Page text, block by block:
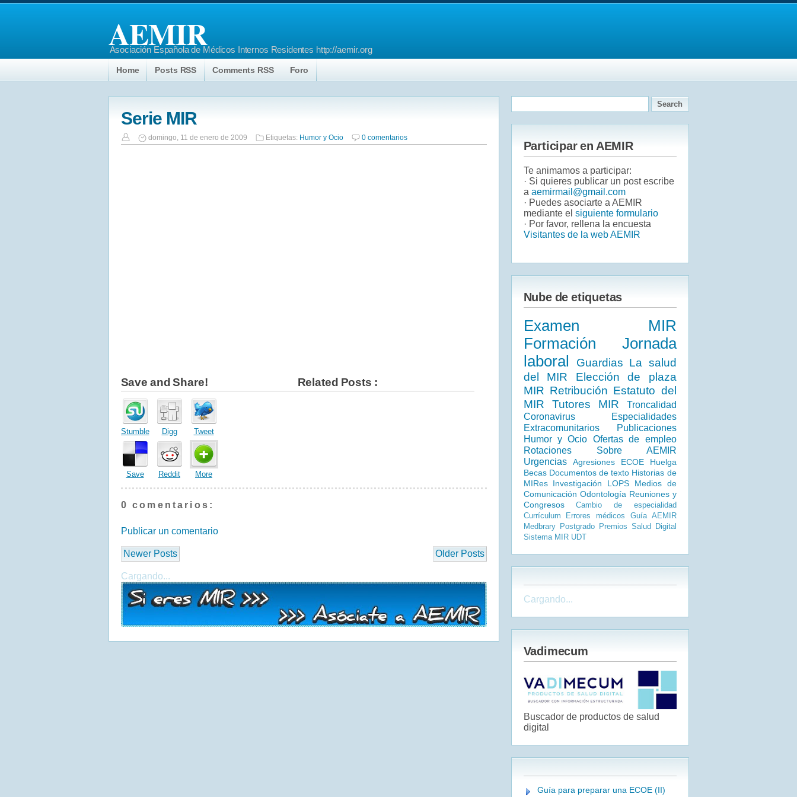
AEMIR
Asociación Española de Médicos Internos Residentes http://aemir.org
Home Posts RSS Comments RSS Foro
Serie MIR
domingo, 11 de enero de 2009 Etiquetas: Humor y Ocio 0 comentarios
Save and Share!
Stumble Digg Tweet
Save Reddit More
Related Posts :
0 comentarios:
Publicar un comentario
Newer Posts Older Posts
Cargando...
Participar en AEMIR
Te animamos a participar:
· Si quieres publicar un post escribe
a aemirmail@gmail.com
· Puedes asociarte a AEMIR
mediante el siguiente formulario
· Por favor, rellena la encuesta
Visitantes de la web AEMIR
Nube de etiquetas
Examen MIR
Formación
Jornada
laboral
Guardias La salud
del MIR
Elección de plaza
MIR Retribución Estatuto del
MIR
Tutores MIR
Troncalidad
Coronavirus
Especialidades
Extracomunitarios
Publicaciones
Humor y Ocio Ofertas de empleo
Rotaciones
Sobre AEMIR
Urgencias
Agresiones ECOE
Huelga
Becas Documentos de texto Historias de
MIRes Investigación LOPS
Medios de
Comunicación Odontología Reuniones y
Congresos
Cambio de especialidad
Currículum
Errores médicos
Guía AEMIR
Medbrary
Postgrado Premios Salud Digital
Sistema MIR UDT
Cargando...
Vadimecum
Buscador de productos de salud
digital
Guía para preparar una ECOE (II)